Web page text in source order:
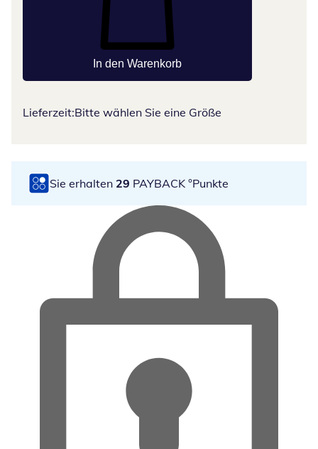
In den Warenkorb
Lieferzeit:Bitte wählen Sie eine Größe
Sie erhalten 29 PAYBACK °Punkte